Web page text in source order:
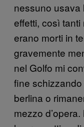
nessuno usava
effetti, così
erano morti in
gravemente
nel Golfo mi
fine
berlina o
mezzo